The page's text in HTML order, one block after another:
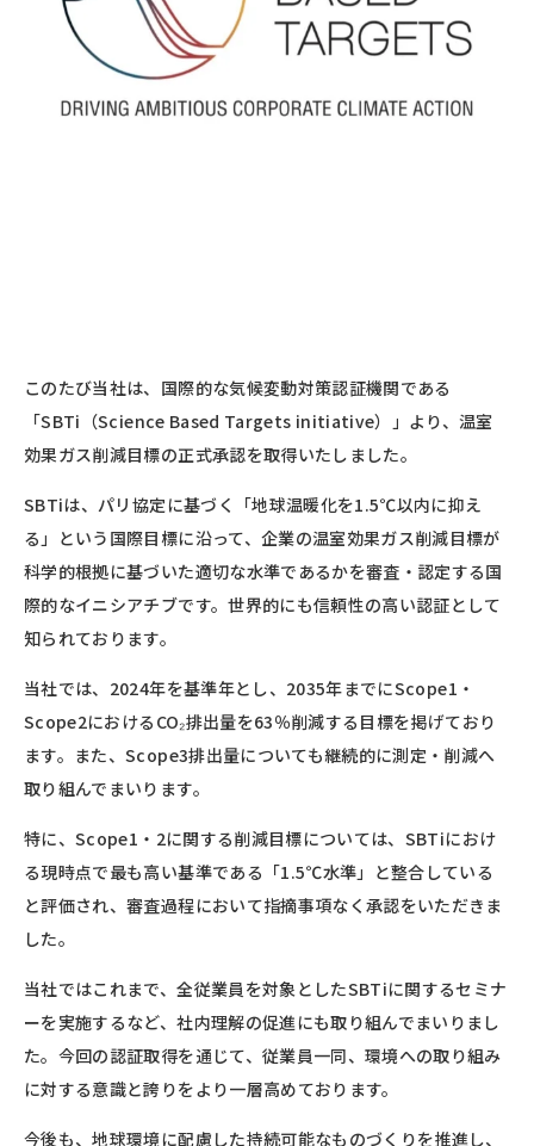
このたび当社は、国際的な気候変動対策認証機関である
「SBTi（Science Based Targets initiative）」より、温室
効果ガス削減目標の正式承認を取得いたしました。
SBTiは、パリ協定に基づく「地球温暖化を1.5℃以内に抑え
る」という国際目標に沿って、企業の温室効果ガス削減目標が
科学的根拠に基づいた適切な水準であるかを審査・認定する国
際的なイニシアチブです。世界的にも信頼性の高い認証として
知られております。
当社では、2024年を基準年とし、2035年までにScope1・
Scope2におけるCO₂排出量を63％削減する目標を掲げており
ます。また、Scope3排出量についても継続的に測定・削減へ
取り組んでまいります。
特に、Scope1・2に関する削減目標については、SBTiにおけ
る現時点で最も高い基準である「1.5℃水準」と整合している
と評価され、審査過程において指摘事項なく承認をいただきま
した。
当社ではこれまで、全従業員を対象としたSBTiに関するセミナ
ーを実施するなど、社内理解の促進にも取り組んでまいりまし
た。今回の認証取得を通じて、従業員一同、環境への取り組み
に対する意識と誇りをより一層高めております。
今後も、地球環境に配慮した持続可能なものづくりを推進し、